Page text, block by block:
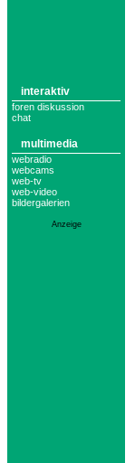
interaktiv
foren diskussion
chat
multimedia
webradio
webcams
web-tv
web-video
bildergalerien
Anzeige